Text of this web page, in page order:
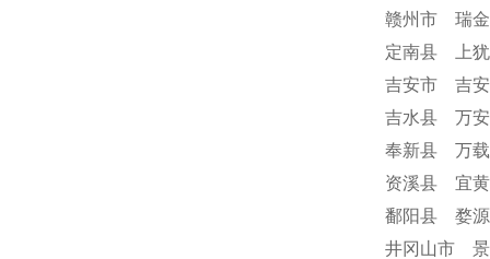
赣州市 瑞
定南县 上
吉安市 吉
吉水县 万
奉新县 万
资溪县 宜
鄱阳县 婺
井冈山市 景